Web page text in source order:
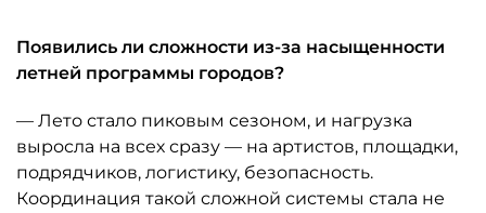
Появились ли сложности из-за насыщенности
летней программы городов?
— Лето стало пиковым сезоном, и нагрузка
выросла на всех сразу — на артистов, площадки,
подрядчиков, логистику, безопасность.
Координация такой сложной системы стала не